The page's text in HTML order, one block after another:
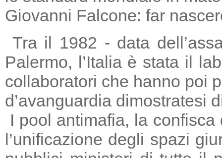
Giovanni Falcone: far
Tra il 1982 - data
Palermo, l’Italia è stata il
collaboratori che hanno poi
d’avanguardia dimostratesi
I pool antimafia, la
l’unificazione degli spazi